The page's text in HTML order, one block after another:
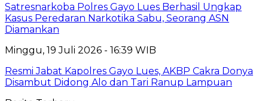
Satresnarkoba Polres Gayo Lues Berhasil Ungkap
Kasus Peredaran Narkotika Sabu, Seorang ASN
Diamankan
Minggu, 19 Juli 2026 - 16:39 WIB
Resmi Jabat Kapolres Gayo Lues, AKBP Cakra Donya
Disambut Didong Alo dan Tari Ranup Lampuan